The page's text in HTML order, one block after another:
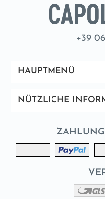
+39
HAUPTMENÜ
NÜTZLICHE